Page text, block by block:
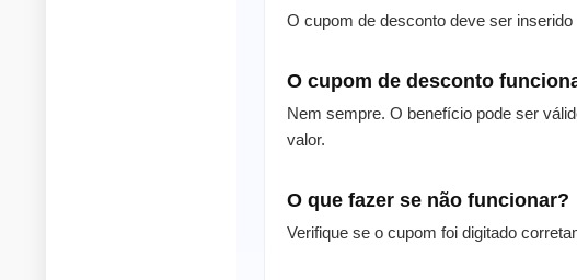
O cupom de desconto deve ser
O cupom de desconto
Nem sempre. O benefício pode ser
valor.
O que fazer se não funcionar?
Verifique se o cupom foi digitado